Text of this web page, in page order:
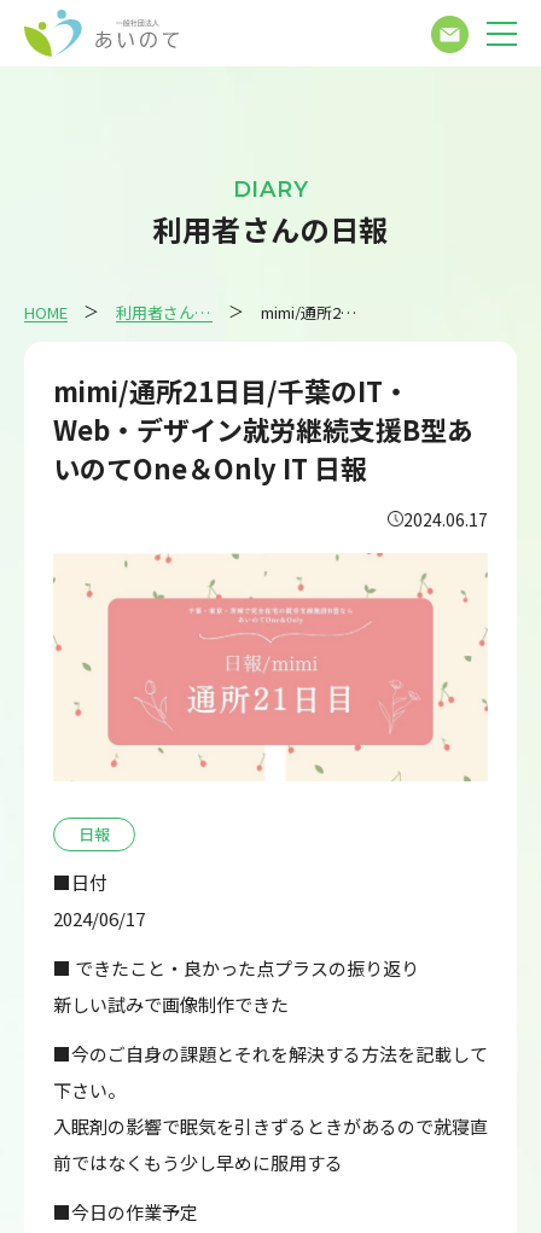
DIARY
利用者さんの日報
HOME 利用者さんの日報 mimi/通所21日目/千葉のIT・Web・デザイン就労継続支援B型あいのてOne＆Only IT 日報
mimi/通所21日目/千葉のIT・
Web・デザイン就労継続支援B型あ
いのてOne＆Only IT 日報
2024.06.17
日報
■日付
2024/06/17
■ できたこと・良かった点プラスの振り返り
新しい試みで画像制作できた
■今のご自身の課題とそれを解決する方法を記載して
下さい。
入眠剤の影響で眠気を引きずるときがあるので就寝直
前ではなくもう少し早めに服用する
■今日の作業予定